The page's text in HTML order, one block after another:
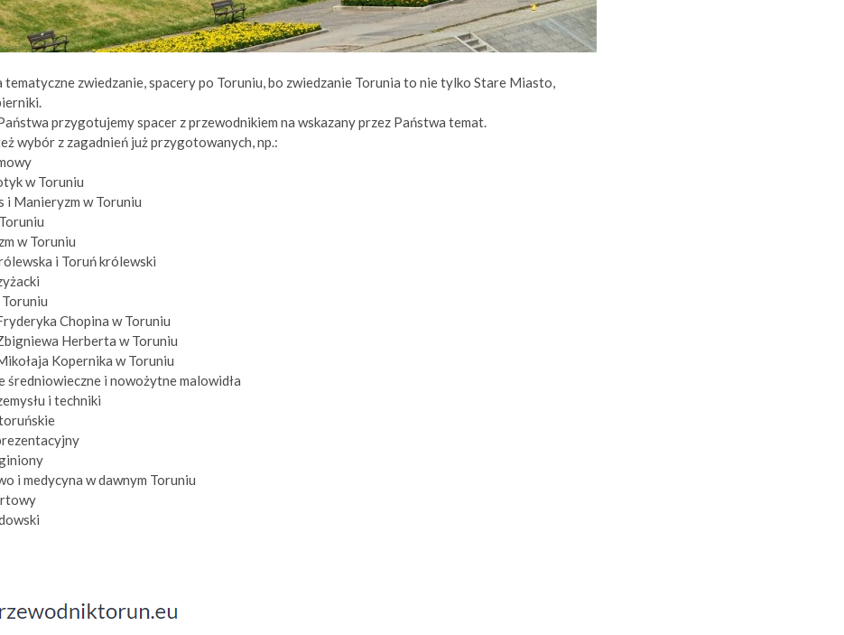
tematyczne zwiedzanie, spacery po Toruniu, bo zwiedzanie Torunia to nie tylko Stare Miasto,
przygotujemy spacer z przewodnikiem na wskazany przez Państwa temat.
wybór z zagadnień już przygotowanych, np.:
w Toruniu
i Manieryzm w Toruniu
w Toruniu
i Toruń królewski
Toruniu
Chopina w Toruniu
Herberta w Toruniu
Kopernika w Toruniu
średniowieczne i nowożytne malowidła
i techniki
i medycyna w dawnym Toruniu